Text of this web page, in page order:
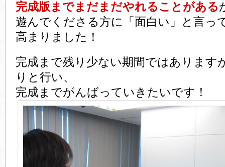
完成版までまだまだやれることがある
遊んでくださる方に「面白い」と言っ
高まりました！
完成まで残り少ない期間ではあります
りと行い、
完成までがんばっていきたいです！